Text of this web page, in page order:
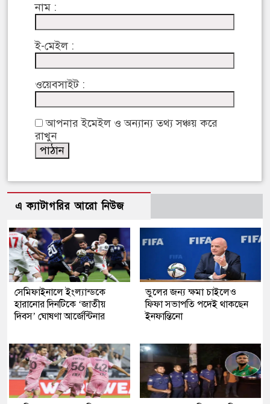
নাম :
ই-মেইল :
ওয়েবসাইট :
আপনার ইমেইল ও অন্যান্য তথ্য সঞ্চয় করে
রাখুন
এ ক্যাটাগরির আরো নিউজ
সেমিফাইনালে ইংল্যান্ডকে
হারানোর দিনটিকে ‘জাতীয়
দিবস’ ঘোষণা আর্জেন্টিনার
ভুলের জন্য ক্ষমা চাইলেও
ফিফা সভাপতি পদেই থাকছেন
ইনফান্তিনো